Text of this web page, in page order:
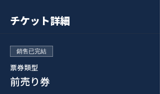
チケット詳細
銷售已完結
票券類型
前売り券